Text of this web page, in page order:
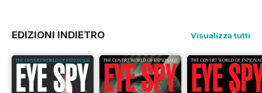
EDIZIONI INDIETRO Visualizza tutti